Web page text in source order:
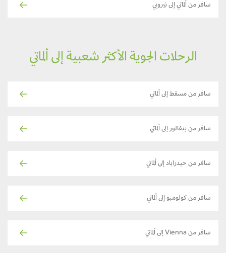
سافر من ألماتي إلى نيروبي
الرحلات الجوية الأكثر شعبية إلى ألماتي
سافر من مسقط إلى ألماتي
سافر من بنغالور إلى ألماتي
سافر من حيدراباد إلى ألماتي
سافر من كولومبو إلى ألماتي
سافر من Vienna إلى ألماتي